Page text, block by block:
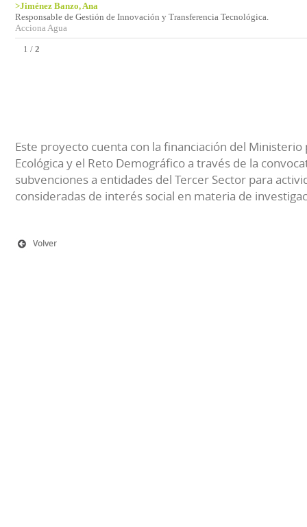
>Jiménez Banzo, Ana
Responsable de Gestión de Innovación y Transferencia Tecnológica.
Acciona Agua
1 / 2
Este proyecto cuenta con la financiación del Ministerio
Ecológica y el Reto Demográfico a través de la
subvenciones a entidades del Tercer Sector para
consideradas de interés social en materia de
Volver